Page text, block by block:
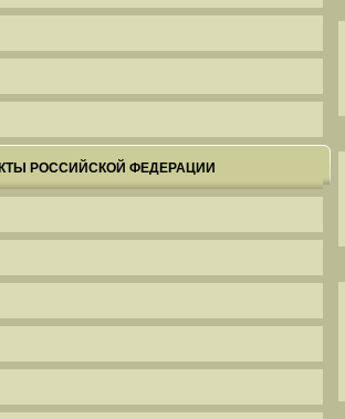
РОССИЙСКОЙ ФЕДЕРАЦИИ